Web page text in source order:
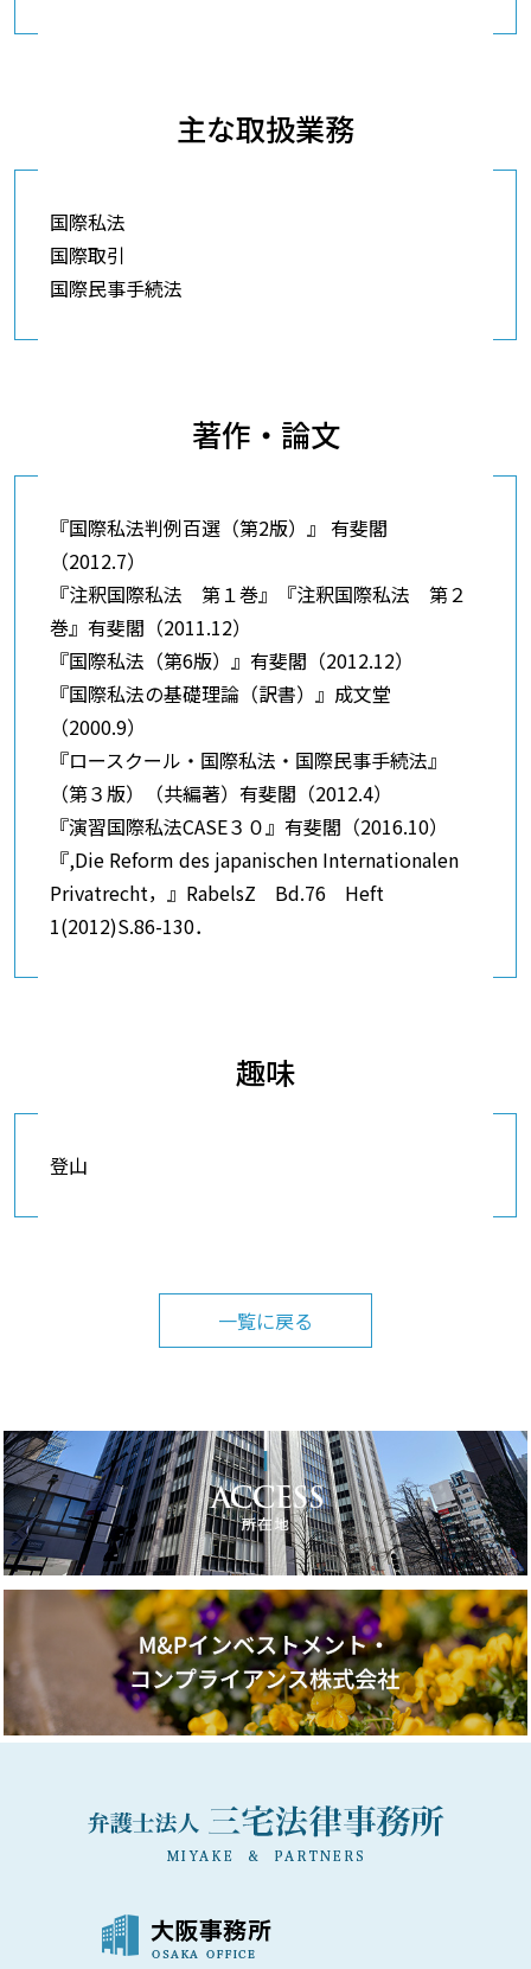
主な取扱業務
国際私法
国際取引
国際民事手続法
著作・論文
『国際私法判例百選（第2版）』 有斐閣
（2012.7）
『注釈国際私法 第１巻』『注釈国際私法 第２
巻』有斐閣（2011.12）
『国際私法（第6版）』有斐閣（2012.12）
『国際私法の基礎理論（訳書）』成文堂
（2000.9）
『ロースクール・国際私法・国際民事手続法』
（第３版）（共編著）有斐閣（2012.4）
『演習国際私法CASE３０』有斐閣（2016.10）
『,Die Reform des japanischen Internationalen
Privatrecht，』RabelsZ Bd.76 Heft
1(2012)S.86-130．
趣味
登山
一覧に戻る